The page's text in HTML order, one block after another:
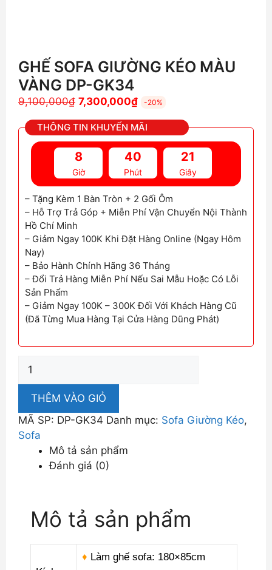
GHẾ SOFA GIƯỜNG KÉO MÀU
VÀNG DP-GK34
9,100,000₫ Giá
là:
9,100,000₫.
7,300,000₫Giá
tại
là:
7,300,000₫.
-20%
THÔNG TIN KHUYẾN MÃI
8
Giờ
40
Phút
19
Giây
– Tặng Kèm 1 Bàn Tròn + 2 Gối Ôm
– Hỗ Trợ Trả Góp + Miễn Phí Vận Chuyển Nội Thành
Hồ Chí Minh
– Giảm Ngay 100K Khi Đặt Hàng Online (Ngay Hôm
Nay)
– Bảo Hành Chính Hãng 36 Tháng
– Đổi Trả Hàng Miễn Phí Nếu Sai Mẫu Hoặc Có Lỗi
Sản Phẩm
– Giảm Ngay 100K – 300K Đối Với Khách Hàng Cũ
(Đã Từng Mua Hàng Tại Cửa Hàng Dũng Phát)
Sofa
Giường
Màu
Vàng
GK34
THÊM VÀO GIỎ
MÃ SP: DP-GK34 Danh mục: Sofa Giường Kéo,
Sofa
Mô tả sản phẩm
Đánh giá (0)
Mô tả sản phẩm
♦ Làm ghế sofa: 180×85cm